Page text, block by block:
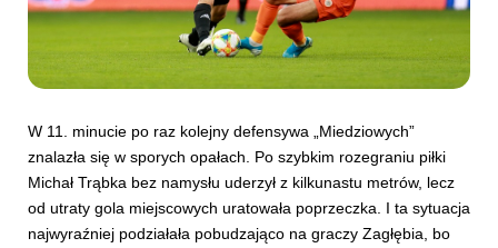
W 11. minucie po raz kolejny defensywa „Miedziowych”
znalazła się w sporych opałach. Po szybkim rozegraniu piłki
Michał Trąbka bez namysłu uderzył z kilkunastu metrów, lecz
od utraty gola miejscowych uratowała poprzeczka. I ta sytuacja
najwyraźniej podziałała pobudzająco na graczy Zagłębia, bo